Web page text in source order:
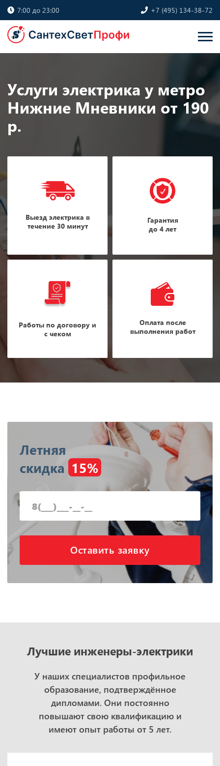
7:00 до 23:00 +7 (495) 134-38-72
Услуги электрика у метро
Нижние Мневники от 190
р.
Выезд электрика в
течение 30 минут
Гарантия
до 4 лет
Работы по договору и
с чеком
Оплата после
выполнения работ
Летняя
скидка 15%
Оставить заявку
Лучшие инженеры-электрики
У наших специалистов профильное
образование, подтверждённое
дипломами. Они постоянно
повышают свою квалификацию и
имеют опыт работы от 5 лет.